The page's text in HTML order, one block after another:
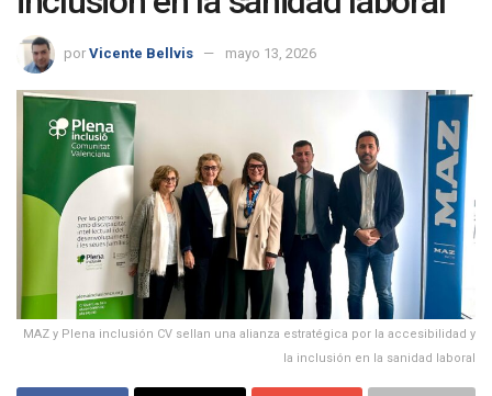
por Vicente Bellvis mayo 13, 2026
MAZ y Plena inclusión CV sellan una alianza estratégica por la accesibilidad y
la inclusión en la sanidad laboral